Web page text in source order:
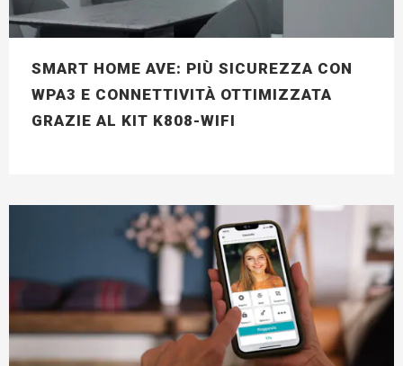
SMART HOME AVE: PIÙ SICUREZZA CON
WPA3 E CONNETTIVITÀ OTTIMIZZATA
GRAZIE AL KIT K808-WIFI